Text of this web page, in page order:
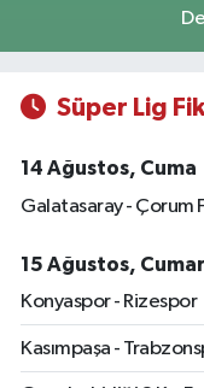
Süper Lig
14 Ağustos, Cuma
Galatasaray - Çorum
15 Ağustos,
Konyaspor - Rizespor
Kasımpaşa -